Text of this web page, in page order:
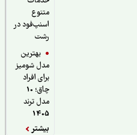
اسنپ‌فود در
بهترین
مدل شومیز
برای افراد
چاق؛ 10
مدل ترند